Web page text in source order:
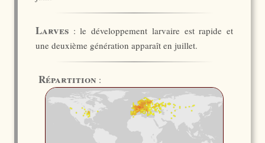
Larves : le développement larvaire est rapide et
une deuxième génération apparaît en juillet.
Répartition :